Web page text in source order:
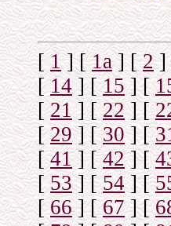
[1] [1а] [2]
[14] [15] [
[21] [22] [
[29] [30] [
[41] [42] [
[53] [54] [
[66] [67] [